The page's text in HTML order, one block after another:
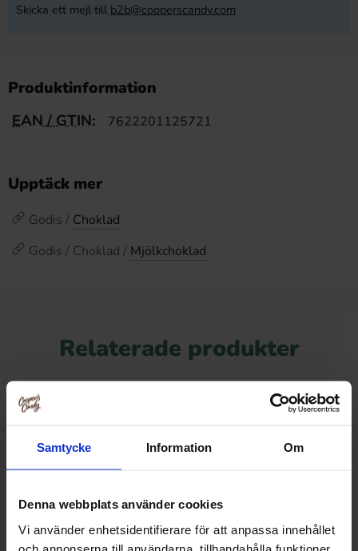
Samtycke Information Om
Denna webbplats använder cookies
Vi använder enhetsidentifierare för att anpassa innehållet
och annonserna till användarna, tillhandahålla funktioner
Skicka ett mejl till b2b@cooperscandy.com
Produktinformation
EAN / GTIN:
7622201125721
Upptäck mer
Godis / Choklad
Godis / Choklad / Mjölkchoklad
Relaterade produkter
Nyhet!